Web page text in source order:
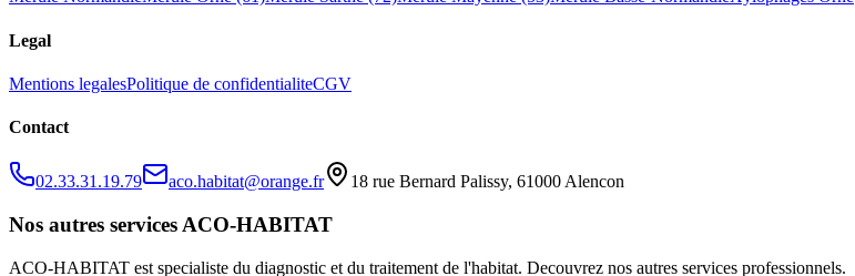
Legal
Mentions legalesPolitique de confidentialiteCGV
Contact
02.33.31.19.79 aco.habitat@orange.fr 18 rue Bernard Palissy, 61000 Alencon
Nos autres services ACO-HABITAT
ACO-HABITAT est specialiste du diagnostic et du traitement de l'habitat. Decouvrez nos autres services professionnels.